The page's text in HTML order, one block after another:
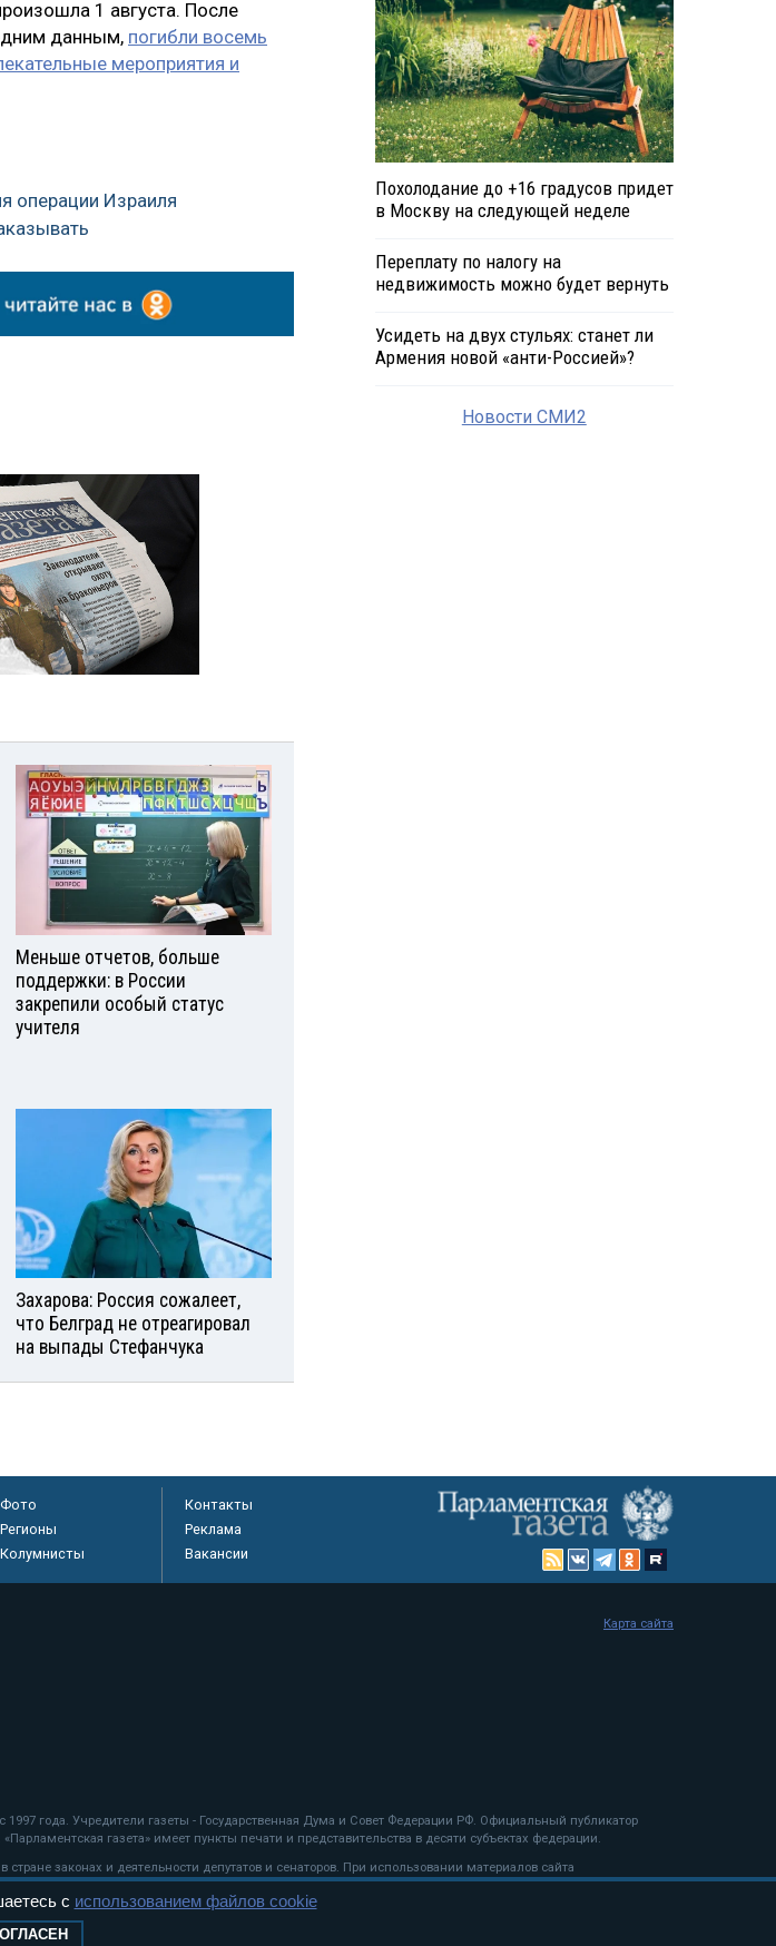
1 августа. После
данным, погибли восемь
мероприятия и
операции Израиля
Меньше отчетов, больше
поддержки: в России
закрепили особый статус
учителя
Захарова: Россия сожалеет,
что Белград не отреагировал
на выпады Стефанчука
Похолодание до +16 градусов придет
в Москву на следующей неделе
Переплату по налогу на
недвижимость можно будет вернуть
Усидеть на двух стульях: станет ли
Армения новой «анти-Россией»?
Новости СМИ2
Фото
Регионы
Колумнисты
Контакты
Реклама
Вакансии
года. Учредители газеты - Государственная Дума и Совет Федерации РФ. Официальный публикатор
газета» имеет пункты печати и представительства в десяти субъектах федерации.
законах и деятельности депутатов и сенаторов. При использовании материалов сайта
Карта сайта
с использованием файлов cookie